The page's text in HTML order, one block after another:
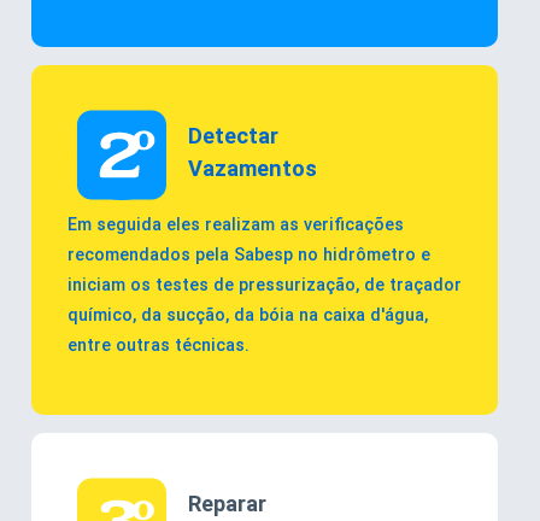
Detectar
Vazamentos
Em seguida eles realizam as verificações
recomendados pela Sabesp no hidrômetro e
iniciam os testes de pressurização, de traçador
químico, da sucção, da bóia na caixa d'água,
entre outras técnicas.
Reparar